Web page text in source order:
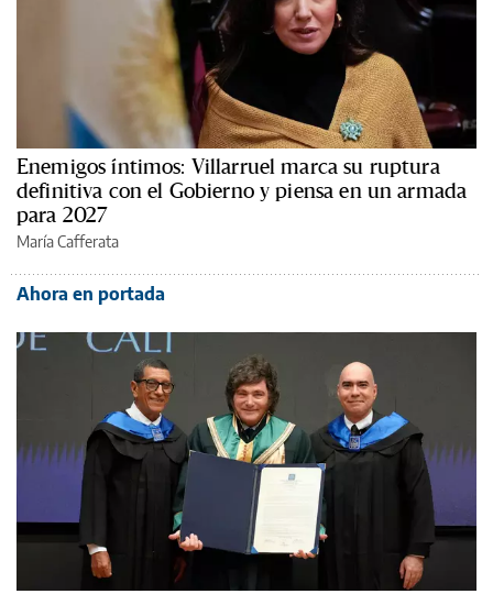
Enemigos íntimos: Villarruel marca su ruptura
definitiva con el Gobierno y piensa en un armada
para 2027
María Cafferata
Ahora en portada